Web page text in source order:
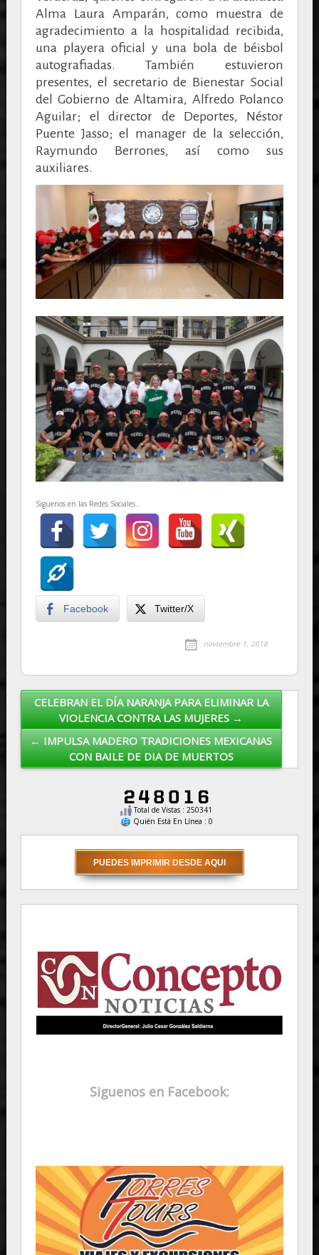
Alma Laura Amparán, como muestra de
agradecimiento a la hospitalidad recibida,
una playera oficial y una bola de béisbol
autografiadas.También estuvieron
presentes, el secretario de Bienestar Social
del Gobierno de Altamira, Alfredo Polanco
Aguilar; el director de Deportes, Néstor
Puente Jasso; el manager de la selección,
Raymundo Berrones, así como sus
auxiliares.
Siguenos en las Redes Sociales...
Facebook Twitter/X
noviembre 1, 2018
Post navigation
CELEBRAN EL DÍA NARANJA PARA ELIMINAR LA
VIOLENCIA CONTRA LAS MUJERES →
← IMPULSA MADERO TRADICIONES MEXICANAS
CON BAILE DE DIA DE MUERTOS
Total de Vistas : 250341
Quién Está En Línea : 0
Siguenos en Facebook: